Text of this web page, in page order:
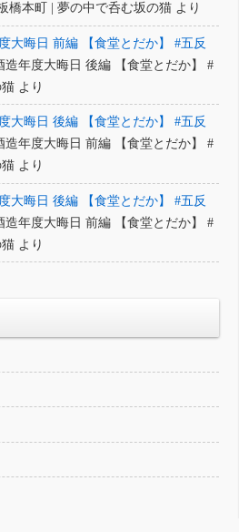
橋本町 | 夢の中で呑む坂の猫 より
大晦日 前編 【食堂とだか】 #五反
造年度大晦日 後編 【食堂とだか】 #
より
大晦日 後編 【食堂とだか】 #五反
造年度大晦日 前編 【食堂とだか】 #
より
大晦日 後編 【食堂とだか】 #五反
造年度大晦日 前編 【食堂とだか】 #
より